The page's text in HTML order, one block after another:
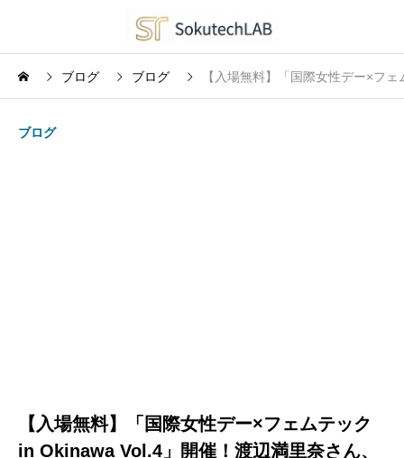
ブログ ブログ 【入場無料】「国際女性デー×フ
ブログ
【入場無料】「国際女性デー×フェムテック
in Okinawa Vol.4」開催！渡辺満里奈さん、